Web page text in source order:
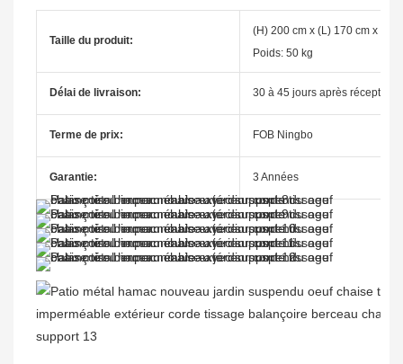
Taille du produit:
(H) 200 cm x (L) 170 cm x (P)
Poids: 50 kg
Délai de livraison: 30 à 45 jours après réception
Terme de prix: FOB Ningbo
Garantie: 3 Années